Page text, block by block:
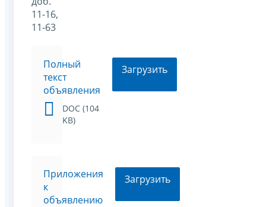
11-16,
11-63
Полный
текст
объявления
DOC (104
KB)
Загрузить
Приложения
к
объявлению
Загрузить